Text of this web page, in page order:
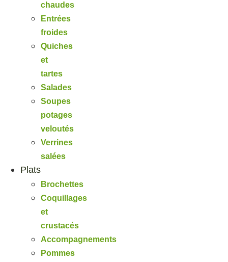
chaudes
Entrées
froides
Quiches
et
tartes
Salades
Soupes
potages
veloutés
Verrines
salées
Plats
Brochettes
Coquillages
et
crustacés
Accompagnements
Pommes